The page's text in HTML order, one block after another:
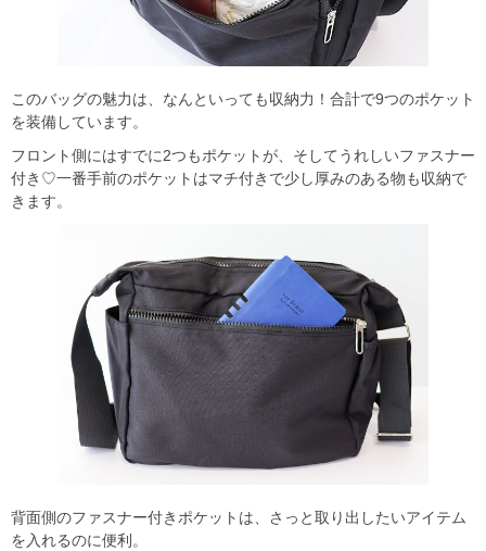
このバッグの魅力は、なんといっても収納力！合計で9つのポケット
を装備しています。
フロント側にはすでに2つもポケットが、そしてうれしいファスナー
付き♡一番手前のポケットはマチ付きで少し厚みのある物も収納で
きます。
背面側のファスナー付きポケットは、さっと取り出したいアイテム
を入れるのに便利。